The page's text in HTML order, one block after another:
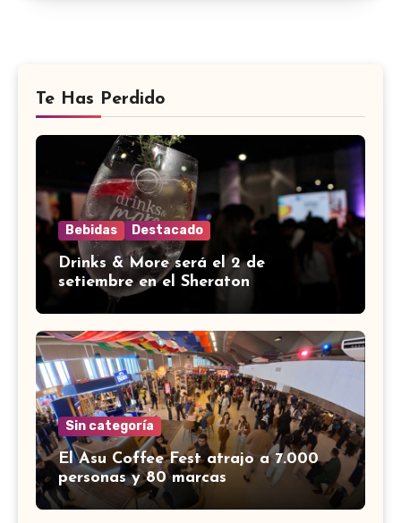
Te Has Perdido
Bebidas Destacado
Drinks & More será el 2 de
setiembre en el Sheraton
Sin categoría
El Asu Coffee Fest atrajo a 7.000
personas y 80 marcas